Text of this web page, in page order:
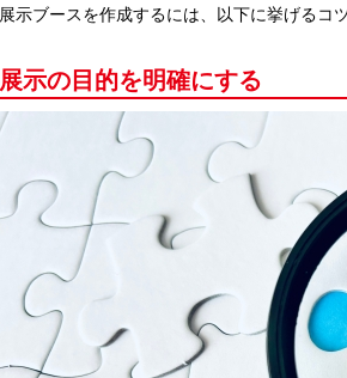
展示ブースを作成するには、以下に挙げるコ
展示の目的を明確にする